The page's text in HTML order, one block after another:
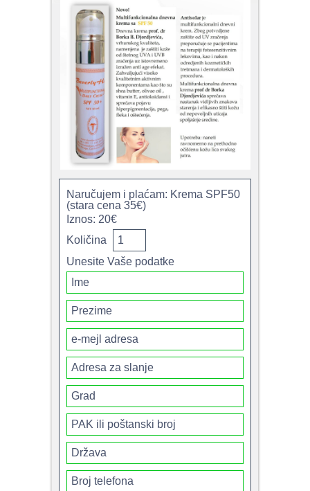
Naručujem i plaćam: Krema SPF50
(stara cena 35€)
Iznos: 20€
Količina
Unesite Vaše podatke